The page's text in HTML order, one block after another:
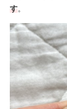
す。